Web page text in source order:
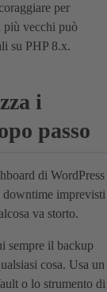
per
più vecchi può
su PHP 8.x.
i
passo
di WordPress
downtime imprevisti
va storto.
sempre il backup
cosa. Usa un
o lo strumento di